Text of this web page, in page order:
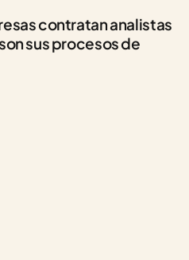
contratan analistas
sus procesos de